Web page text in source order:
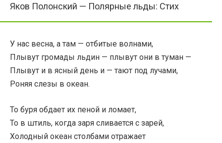
Яков Полонский — Полярные льды: Стих
У нас весна, а там — отбитые волнами,
Плывут громады льдин — плывут они в туман —
Плывут и в ясный день и — тают под лучами,
Роняя слезы в океан.
То буря обдает их пеной и ломает,
То в штиль, когда заря сливается с зарей,
Холодный океан столбами отражает